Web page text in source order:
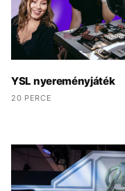
YSL nyereményjáték
20 PERCE